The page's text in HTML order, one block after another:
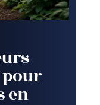
en